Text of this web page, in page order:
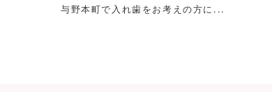
与野本町で入れ歯をお考えの方に...